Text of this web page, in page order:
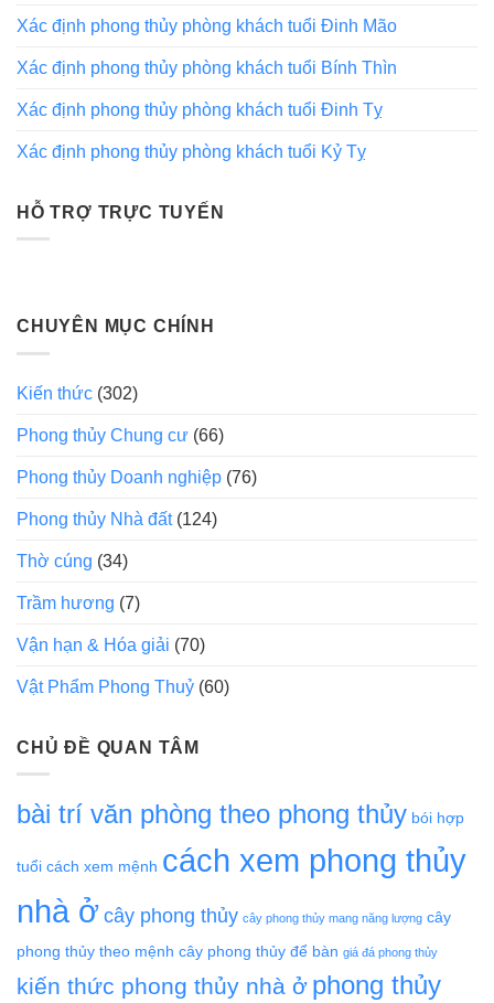
Xác định phong thủy phòng khách tuổi Đinh Mão
Xác định phong thủy phòng khách tuổi Bính Thìn
Xác định phong thủy phòng khách tuổi Đinh Tỵ
Xác định phong thủy phòng khách tuổi Kỷ Tỵ
HỖ TRỢ TRỰC TUYẾN
CHUYÊN MỤC CHÍNH
Kiến thức (302)
Phong thủy Chung cư (66)
Phong thủy Doanh nghiệp (76)
Phong thủy Nhà đất(124)
Thờ cúng (34)
Trầm hương (7)
Vận hạn & Hóa giải (70)
Vật Phẩm Phong Thuỷ (60)
CHỦ ĐỀ QUAN TÂM
bài trí văn phòng theo phong thủy bói hợp
tuổi cách xem mệnh cách xem phong thủy
nhà ở cây phong thủy cây phong thủy mang năng lượng cây
phong thủy theo mệnh cây phong thủy để bàn giá đá phong thủy
kiến thức phong thủy nhà ở phong thủy